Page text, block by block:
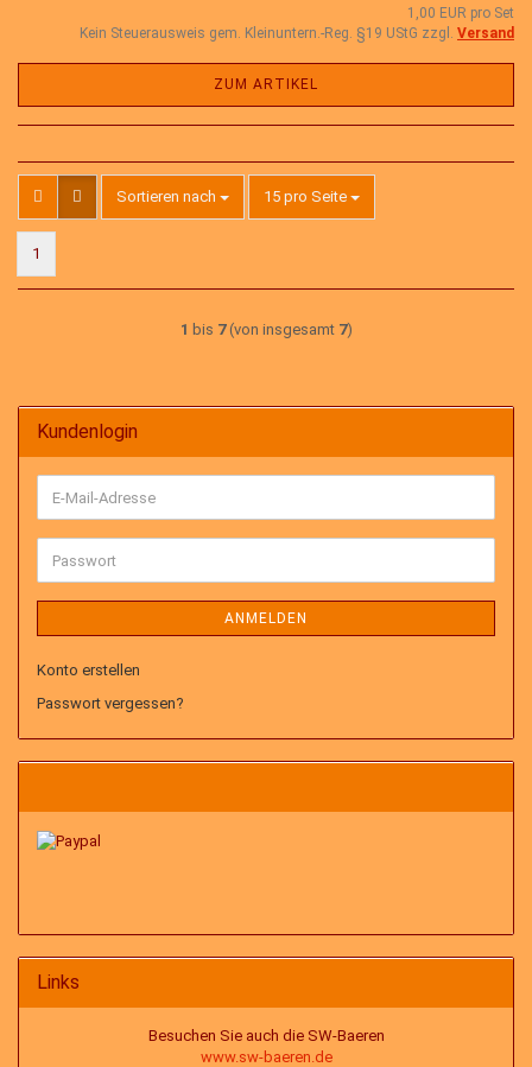
1,00 EUR pro Set
Kein Steuerausweis gem. Kleinuntern.-Reg. §19 UStG zzgl. Versand
ZUM ARTIKEL
Sortieren nach
Sortieren nach 15 pro Seite
pro Seite
1
1 bis 7(von insgesamt 7)
Kundenlogin
E-
Mail-
Adresse
Passwort
ANMELDEN
Konto erstellen
Passwort vergessen?
Links
Besuchen Sie auch die SW-Baeren
www.sw-baeren.de